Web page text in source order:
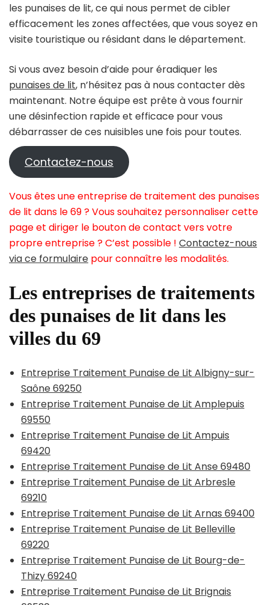
les punaises de lit, ce qui nous permet de cibler
efficacement les zones affectées, que vous soyez en
visite touristique ou résidant dans le département.
Si vous avez besoin d’aide pour éradiquer les
punaises de lit, n’hésitez pas à nous contacter dès
maintenant. Notre équipe est prête à vous fournir
une désinfection rapide et efficace pour vous
débarrasser de ces nuisibles une fois pour toutes.
Contactez-nous
Vous êtes une entreprise de traitement des punaises
de lit dans le 69 ? Vous souhaitez personnaliser cette
page et diriger le bouton de contact vers votre
propre entreprise ? C’est possible ! Contactez-nous
via ce formulaire pour connaître les modalités.
Les entreprises de traitements
des punaises de lit dans les
villes du 69
Entreprise Traitement Punaise de Lit Albigny-sur-
Saône 69250
Entreprise Traitement Punaise de Lit Amplepuis
69550
Entreprise Traitement Punaise de Lit Ampuis
69420
Entreprise Traitement Punaise de Lit Anse 69480
Entreprise Traitement Punaise de Lit Arbresle
69210
Entreprise Traitement Punaise de Lit Arnas 69400
Entreprise Traitement Punaise de Lit Belleville
69220
Entreprise Traitement Punaise de Lit Bourg-de-
Thizy 69240
Entreprise Traitement Punaise de Lit Brignais